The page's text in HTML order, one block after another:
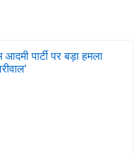
पार्टी पर बड़ा हमला